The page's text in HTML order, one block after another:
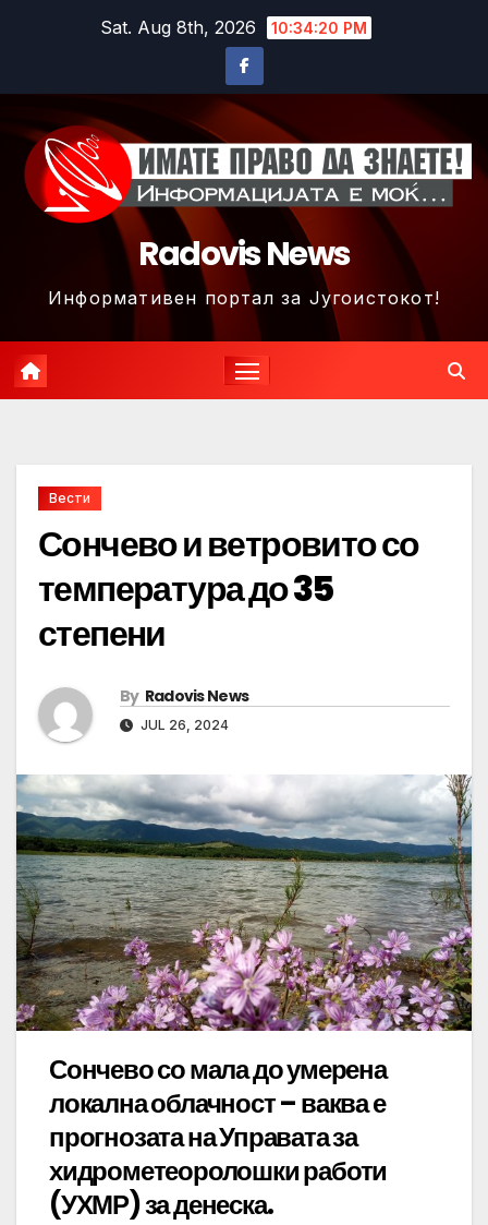
Sat. Aug 8th, 2026 10:34:23 PM
Radovis News
Информативен портал за Југоистокот!
Вести
Сончево и ветровито со
температура до 35
степени
By Radovis News
JUL 26, 2024
Сончево со мала до умерена
локална облачност – ваква е
прогнозата на Управата за
хидрометеоролошки работи
(УХМР) за денеска.